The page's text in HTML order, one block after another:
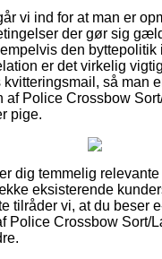
vi ind for at man er
der gør sig
den byttepolitik
er det virkelig
kvitteringsmail, så man
af Police Crossbow
pige.
dig temmelig
eksisterende
tilråder vi, at du beser
Police Crossbow Sort/